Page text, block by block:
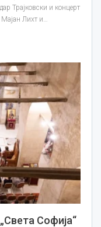
Трајковски и концерт
Лихт и…
Софија“